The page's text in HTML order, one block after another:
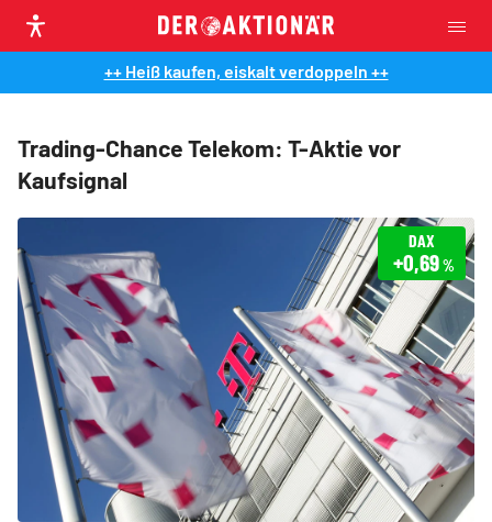
++ Heiß kaufen, eiskalt verdoppeln ++
Trading-Chance Telekom: T-Aktie vor
Kaufsignal
DAX
+0,69%